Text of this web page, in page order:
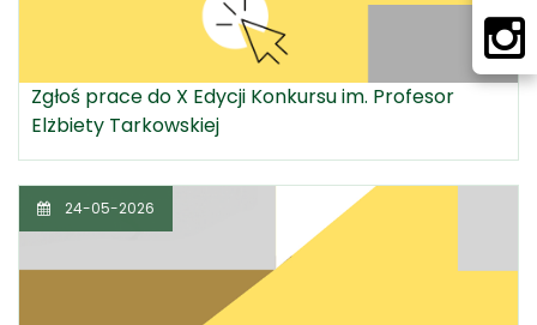
Zgłoś prace do X Edycji Konkursu im. Profesor
Elżbiety Tarkowskiej
24-05-2026